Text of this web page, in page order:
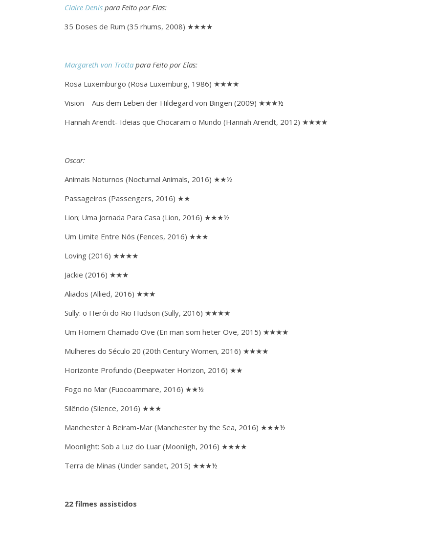
Claire Denis para Feito por Elas:
35 Doses de Rum (35 rhums, 2008) ★★★★
Margareth von Trotta para Feito por Elas:
Rosa Luxemburgo (Rosa Luxemburg, 1986) ★★★★
Vision – Aus dem Leben der Hildegard von Bingen (2009) ★★★½
Hannah Arendt- Ideias que Chocaram o Mundo (Hannah Arendt, 2012) ★★★★
Oscar:
Animais Noturnos (Nocturnal Animals, 2016) ★★½
Passageiros (Passengers, 2016) ★★
Lion; Uma Jornada Para Casa (Lion, 2016) ★★★½
Um Limite Entre Nós (Fences, 2016) ★★★
Loving (2016) ★★★★
Jackie (2016) ★★★
Aliados (Allied, 2016) ★★★
Sully: o Herói do Rio Hudson (Sully, 2016) ★★★★
Um Homem Chamado Ove (En man som heter Ove, 2015) ★★★★
Mulheres do Século 20 (20th Century Women, 2016) ★★★★
Horizonte Profundo (Deepwater Horizon, 2016) ★★
Fogo no Mar (Fuocoammare, 2016) ★★½
Silêncio (Silence, 2016) ★★★
Manchester à Beiram-Mar (Manchester by the Sea, 2016) ★★★½
Moonlight: Sob a Luz do Luar (Moonligh, 2016) ★★★★
Terra de Minas (Under sandet, 2015) ★★★½
22 filmes assistidos